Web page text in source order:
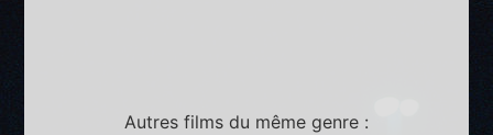
Autres films du même genre :